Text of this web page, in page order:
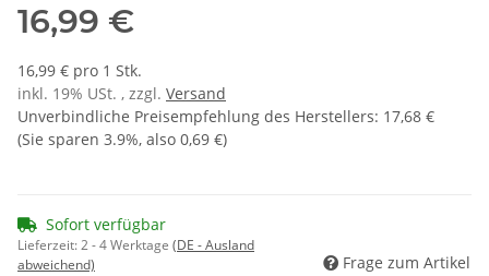
16,99 €
16,99 € pro 1 Stk.
inkl. 19% USt. , zzgl. Versand
Unverbindliche Preisempfehlung des Herstellers: 17,68 €
(Sie sparen 3.9%, also 0,69 €)
Sofort verfügbar
Lieferzeit:2 - 4 Werktage (DE - Ausland
abweichend)
Frage zum Artikel